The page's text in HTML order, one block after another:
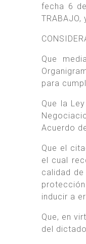
fecha 6 de
TRABAJO,
Que
para
Que la
Acuerdo
Que el
el cual
calidad
inducir a
Que, en
del